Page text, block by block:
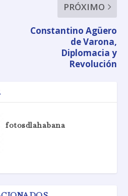
PRÓXIMO
Constantino Agüero
de Varona,
Diplomacia y
Revolución
fotosdlahabana